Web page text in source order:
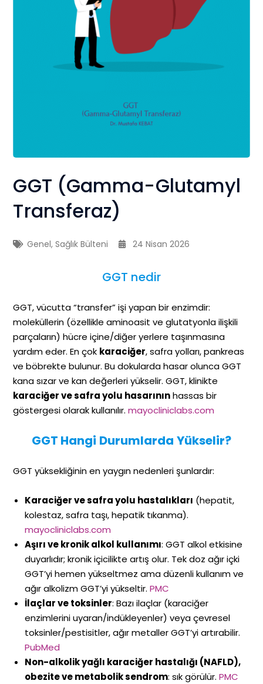
GGT (Gamma-Glutamyl
Transferaz)
Genel,Sağlık Bülteni 24 Nisan 2026
GGT nedir
GGT, vücutta “transfer” işi yapan bir enzimdir:
moleküllerin (özellikle aminoasit ve glutatyonla ilişkili
parçaların) hücre içine/diğer yerlere taşınmasına
yardım eder. En çok karaciğer, safra yolları, pankreas
ve böbrekte bulunur. Bu dokularda hasar olunca GGT
kana sızar ve kan değerleri yükselir. GGT, klinikte
karaciğer ve safra yolu hasarınınhassas bir
göstergesi olarak kullanılır.mayocliniclabs.com
GGT Hangi Durumlarda Yükselir?
GGT yüksekliğinin en yaygın nedenleri şunlardır:
Karaciğer ve safra yolu hastalıkları (hepatit,
kolestaz, safra taşı, hepatik tıkanma).
mayocliniclabs.com
Aşırı ve kronik alkol kullanımı: GGT alkol etkisine
duyarlıdır; kronik içicilikte artış olur. Tek doz ağır içki
GGT’yi hemen yükseltmez ama düzenli kullanım ve
ağır alkolizm GGT’yi yükseltir.PMC
İlaçlar ve toksinler: Bazı ilaçlar (karaciğer
enzimlerini uyaran/indükleyenler) veya çevresel
toksinler/pestisitler, ağır metaller GGT’yi artırabilir.
PubMed
Non-alkolik yağlı karaciğer hastalığı (NAFLD),
obezite ve metabolik sendrom: sık görülür.PMC